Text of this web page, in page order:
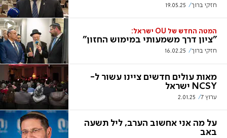
חזקי ברוך 19.05.25
המטה החדש של OU ישראל:
"ציון דרך משמעותי במימוש החזון"
חזקי ברוך 16.02.25
מאות עולים חדשים ציינו עשור ל-
NCSY ישראל
ערוץ 7 2.01.25
על מה אני אחשוב הערב, ליל תשעה
באב